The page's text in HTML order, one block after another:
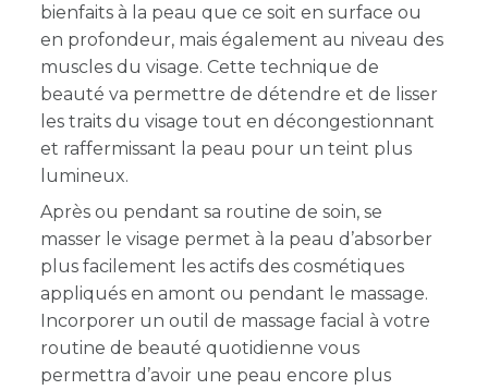
bienfaits à la peau que ce soit en surface ou
en profondeur, mais également au niveau des
muscles du visage. Cette technique de
beauté va permettre de détendre et de lisser
les traits du visage tout en décongestionnant
et raffermissant la peau pour un teint plus
lumineux.
Après ou pendant sa routine de soin, se
masser le visage permet à la peau d’absorber
plus facilement les actifs des cosmétiques
appliqués en amont ou pendant le massage.
Incorporer un outil de massage facial à votre
routine de beauté quotidienne vous
permettra d’avoir une peau encore plus